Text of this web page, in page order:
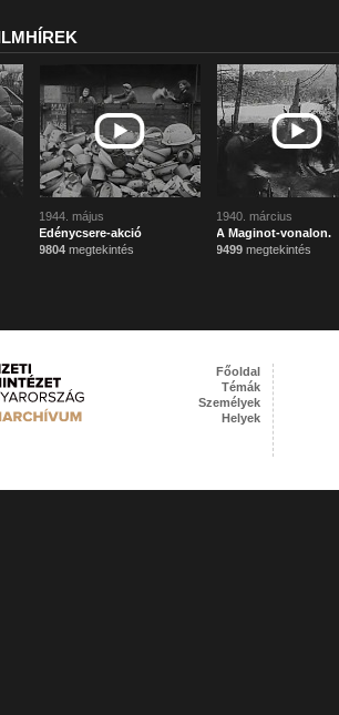
1944. május
Edénycsere-akció
9804 megtekintés
1940. március
A Maginot-vonalon.
9499 megtekintés
Főoldal
Témák
Személyek
Helyek